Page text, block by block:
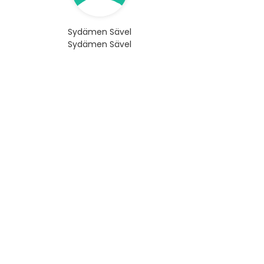
Sydämen Sävel
Sydämen Sävel